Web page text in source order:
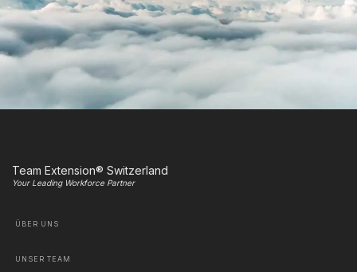
Team Extension® Switzerland
Your Leading Workforce Partner
ÜBER UNS
UNSER TEAM